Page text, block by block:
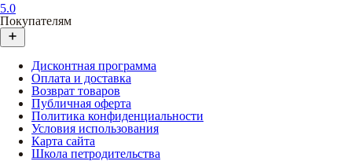
5.0
Покупателям
Дисконтная программа
Оплата и доставка
Возврат товаров
Публичная оферта
Политика конфиденциальности
Условия использования
Карта сайта
Школа петродительства